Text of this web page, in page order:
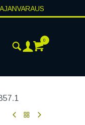
0